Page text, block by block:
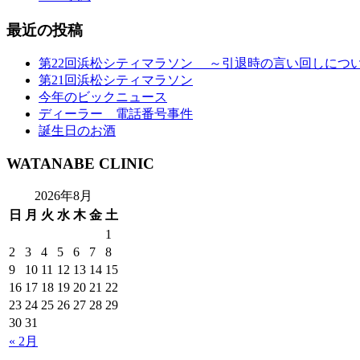
最近の投稿
第22回浜松シティマラソン ～引退時の言い回しにつ
第21回浜松シティマラソン
今年のビックニュース
ディーラー 電話番号事件
誕生日のお酒
WATANABE CLINIC
2026年8月
日
月 火 水 木 金 土
« 2月
1
2
3 4 5 6 7
8
9
10 11 12 13 14 15
16 17 18 19 20 21 22
23 24 25 26 27 28 29
30 31